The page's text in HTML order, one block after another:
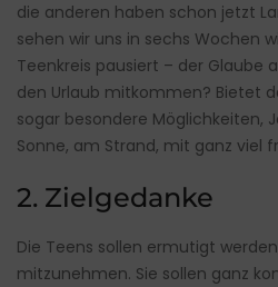
die anderen haben schon jetzt
sehen wir uns in sechs Wochen
Teenkreis pausiert – der Glaube
den Urlaub mitkommen? Bietet
sogar besondere Möglichkeiten,
Sonne, am Strand, mit ganz viel
2. Zielgedanke
Die Teens sollen ermutigt
mitzunehmen. Sie sollen ganz